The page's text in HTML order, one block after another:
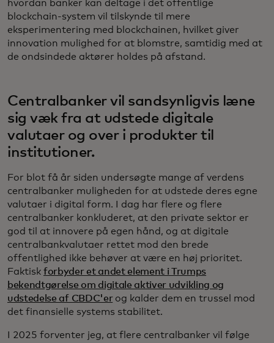
hvordan banker kan deltage i det offentlige
blockchain-system vil tilskynde til mere
eksperimentering med blockchainen, hvilket giver
innovation mulighed for at blomstre, samtidig med at
de ondsindede aktører holdes på afstand.
Centralbanker vil sandsynligvis læne
sig væk fra at udstede digitale
valutaer og over i produkter til
institutioner.
For blot få år siden undersøgte mange af verdens
centralbanker muligheden for at udstede deres egne
valutaer i digital form. I dag har flere og flere
centralbanker konkluderet, at den private sektor er
god til at innovere på egen hånd, og at digitale
centralbankvalutaer rettet mod den brede
offentlighed ikke behøver at være en høj prioritet.
Faktisk forbyder et andet element i Trumps
bekendtgørelse om digitale aktiver udvikling og
udstedelse af CBDC'erog kalder dem en trussel mod
det finansielle systems stabilitet.
I 2025 forventer jeg, at flere centralbanker vil følge